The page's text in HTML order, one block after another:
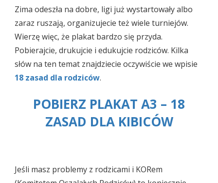
Zima odeszła na dobre, ligi już wystartowały albo
zaraz ruszają, organizujecie też wiele turniejów.
Wierzę więc, że plakat bardzo się przyda.
Pobierajcie, drukujcie i edukujcie rodziców. Kilka
słów na ten temat znajdziecie oczywiście we wpisie
18 zasad dla rodziców.
POBIERZ PLAKAT A3 – 18
ZASAD DLA KIBICÓW
Jeśli masz problemy z rodzicami i KORem